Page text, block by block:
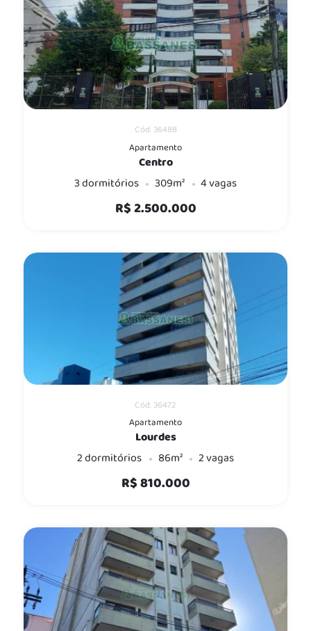
Cód. 36488
Apartamento
Centro
3 dormitórios
309m² 4 vagas
R$ 2.500.000
Cód. 36472
Apartamento
Lourdes
2 dormitórios
86m² 2 vagas
R$ 810.000